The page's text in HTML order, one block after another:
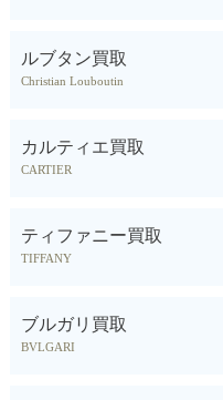
ルブタン買取
Christian Louboutin
カルティエ買取
CARTIER
ティファニー買取
TIFFANY
ブルガリ買取
BVLGARI